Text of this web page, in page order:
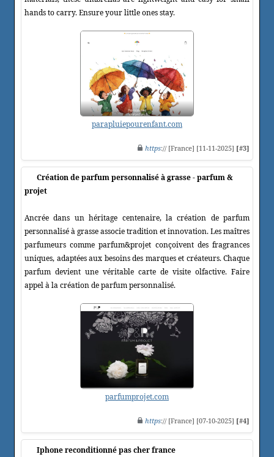
hands to carry. Ensure your little ones stay.
parapluiepourenfant.com
https:// [France] [11-11-2025] [#3]
Création de parfum personnalisé à grasse - parfum &
projet
Ancrée dans un héritage centenaire, la création de parfum
personnalisé à grasse associe tradition et innovation. Les maîtres
parfumeurs comme parfum&projet conçoivent des fragrances
uniques, adaptées aux besoins des marques et créateurs. Chaque
parfum devient une véritable carte de visite olfactive. Faire
appel à la création de parfum personnalisé.
parfumprojet.com
https:// [France] [07-10-2025] [#4]
Iphone reconditionné pas cher france